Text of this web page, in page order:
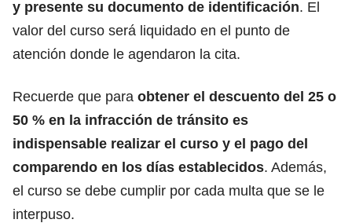
y presente su documento de identificación. El
valor del curso será liquidado en el punto de
atención donde le agendaron la cita.
Recuerde que para obtener el descuento del 25 o
50 % en la infracción de tránsito es
indispensable realizar el curso y el pago del
comparendo en los días establecidos. Además,
el curso se debe cumplir por cada multa que se le
interpuso.